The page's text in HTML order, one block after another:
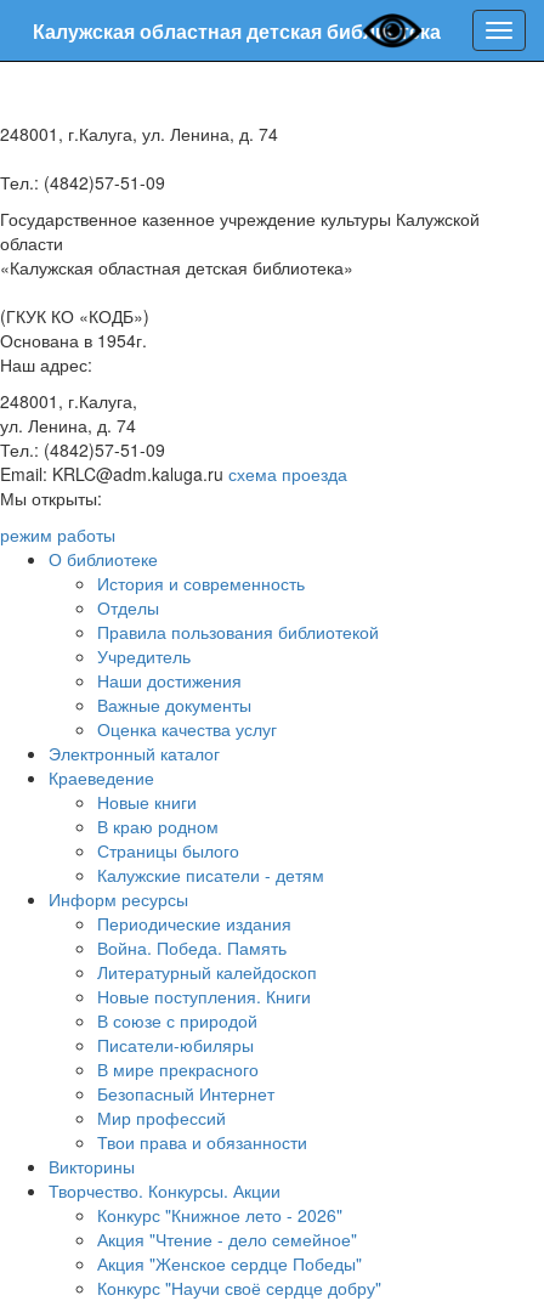
Калужская областная детская библиотека
248001, г.Калуга, ул. Ленина, д. 74
Тел.: (4842)57-51-09
Государственное казенное учреждение культуры Калужской
области
«Калужская областная детская библиотека»
(ГКУК КО «КОДБ»)
Основана в 1954г.
Наш адрес:
248001, г.Калуга,
ул. Ленина, д. 74
Тел.: (4842)57-51-09
Email: KRLC@adm.kaluga.ru схема проезда
Мы открыты:
режим работы
О библиотеке
История и современность
Отделы
Правила пользования библиотекой
Учредитель
Наши достижения
Важные документы
Оценка качества услуг
Электронный каталог
Краеведение
Новые книги
В краю родном
Страницы былого
Калужские писатели - детям
Информ ресурсы
Периодические издания
Война. Победа. Память
Литературный калейдоскоп
Новые поступления. Книги
В союзе с природой
Писатели-юбиляры
В мире прекрасного
Безопасный Интернет
Мир профессий
Твои права и обязанности
Викторины
Творчество. Конкурсы. Акции
Конкурс "Книжное лето - 2026"
Акция "Чтение - дело семейное"
Акция "Женское сердце Победы"
Конкурс "Научи своё сердце добру"